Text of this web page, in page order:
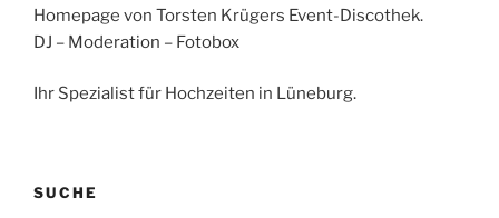
Homepage von Torsten Krügers Event-Discothek.
DJ – Moderation – Fotobox
Ihr Spezialist für Hochzeiten in Lüneburg.
SUCHE